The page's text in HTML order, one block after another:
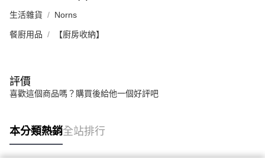
生活雜貨 Norns
餐廚用品 【廚房收納】
評價
喜歡這個商品嗎？購買後給他一個好評吧
本分類熱銷全站排行